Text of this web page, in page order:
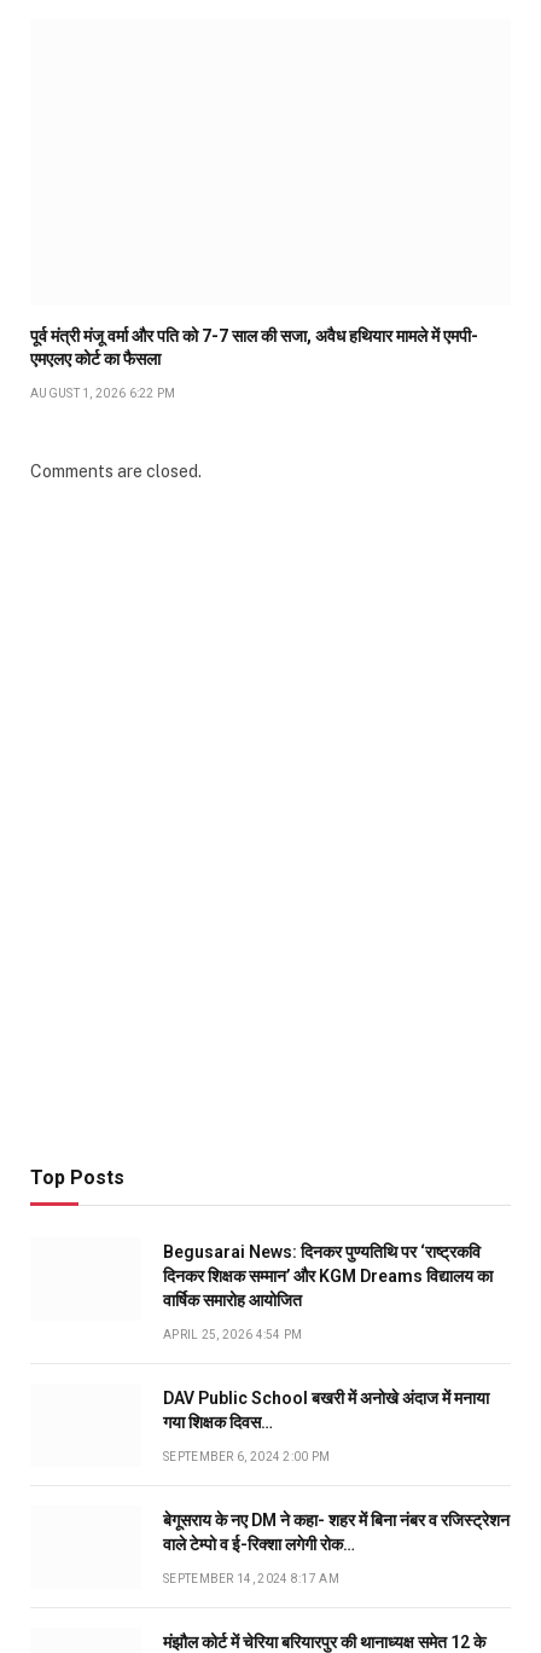
पूर्व मंत्री मंजू वर्मा और पति को 7-7 साल की सजा, अवैध हथियार मामले में एमपी-
एमएलए कोर्ट का फैसला
AUGUST 1, 2026 6:22 PM
Comments are closed.
Top Posts
Begusarai News: दिनकर पुण्यतिथि पर ‘राष्ट्रकवि
दिनकर शिक्षक सम्मान’ और KGM Dreams विद्यालय का
वार्षिक समारोह आयोजित
APRIL 25, 2026 4:54 PM
DAV Public School बखरी में अनोखे अंदाज में मनाया
गया शिक्षक दिवस…
SEPTEMBER 6, 2024 2:00 PM
बेगूसराय के नए DM ने कहा- शहर में बिना नंबर व रजिस्ट्रेशन
वाले टेम्पो व ई-रिक्शा लगेगी रोक…
SEPTEMBER 14, 2024 8:17 AM
मंझौल कोर्ट में चेरिया बरियारपुर की थानाध्यक्ष समेत 12 के